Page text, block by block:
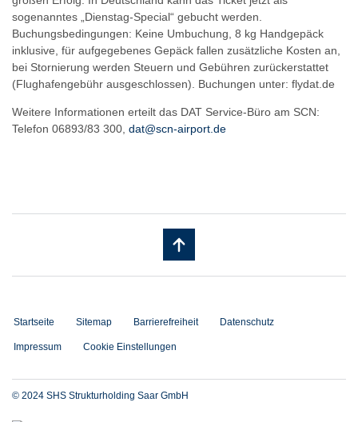
sogenanntes „Dienstag-Special“ gebucht werden.
Buchungsbedingungen: Keine Umbuchung, 8 kg Handgepäck
inklusive, für aufgegebenes Gepäck fallen zusätzliche Kosten an,
bei Stornierung werden Steuern und Gebühren zurückerstattet
(Flughafengebühr ausgeschlossen). Buchungen unter: flydat.de
Weitere Informationen erteilt das DAT Service-Büro am SCN:
Telefon 06893/83 300, dat@scn-airport.de
Startseite Sitemap Barrierefreiheit Datenschutz
Impressum Cookie Einstellungen
© 2024 SHS Strukturholding Saar GmbH